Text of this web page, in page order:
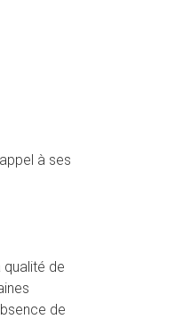
à ses
qualité de
de